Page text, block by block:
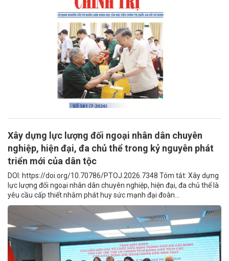
Xây dựng lực lượng đối ngoại nhân dân chuyên
nghiệp, hiện đại, đa chủ thể trong kỷ nguyên phát
triển mới của dân tộc
DOI: https://doi.org/10.70786/PTOJ.2026.7348 Tóm tắt: Xây dựng
lực lượng đối ngoại nhân dân chuyên nghiệp, hiện đại, đa chủ thể là
yêu cầu cấp thiết nhằm phát huy sức mạnh đại đoàn...